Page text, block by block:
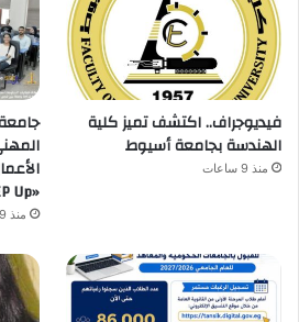
فيديوجراف.. اكتشف تميز كلية
الهندسة بجامعة أسيوط
منذ 9 ساعات
«STEP Up»
منذ 9 ساعات